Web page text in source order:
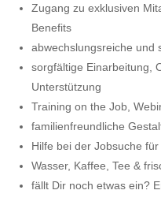
Zugang zu exklusiven
Benefits
abwechslungsreiche und
sorgfältige Einarbeitung,
Unterstützung
Training on the Job,
familienfreundliche
Hilfe bei der Jobsuche
Wasser, Kaffee, Tee &
fällt Dir noch etwas ein?